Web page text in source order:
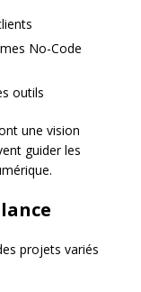
No-Code
outils
une vision
guider les
projets variés